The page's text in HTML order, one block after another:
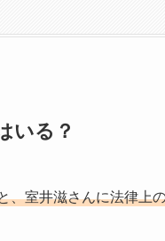
いる？
、室井滋さんに法律上